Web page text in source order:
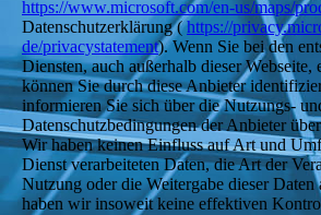
https://www.microsoft.com/en-us/maps/
Datenschutzerklärung (https://
de/privacystatement). Wenn Sie bei den
Diensten, auch außerhalb dieser Webseite,
können Sie durch diese Anbieter
informieren Sie sich über die Nutzungs-
Datenschutzbedingungen der Anbieter
Wir haben keinen Einfluss auf Art und
Dienst verarbeiteten Daten, die Art der
Nutzung oder die Weitergabe dieser
haben wir insoweit keine effektiven